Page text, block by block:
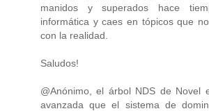
manidos y superados hace
informática y caes en tópicos que
con la realidad.
Saludos!
@Anónimo, el árbol NDS de Novel
avanzada que el sistema de